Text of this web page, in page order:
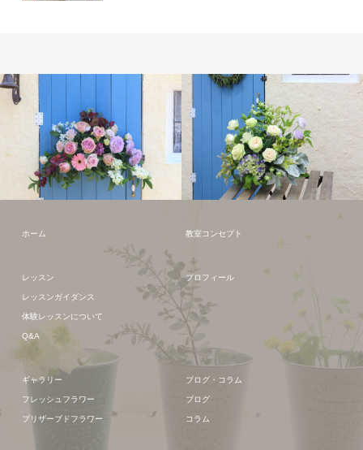
ホーム 教室コンセプト
レッスン
レッスンガイダンス
体験レッスンについて
Q&A
プロフィール
ギャラリー
フレッシュフラワー
プリザーブドフラワー
ブログ・コラム
ブログ
コラム